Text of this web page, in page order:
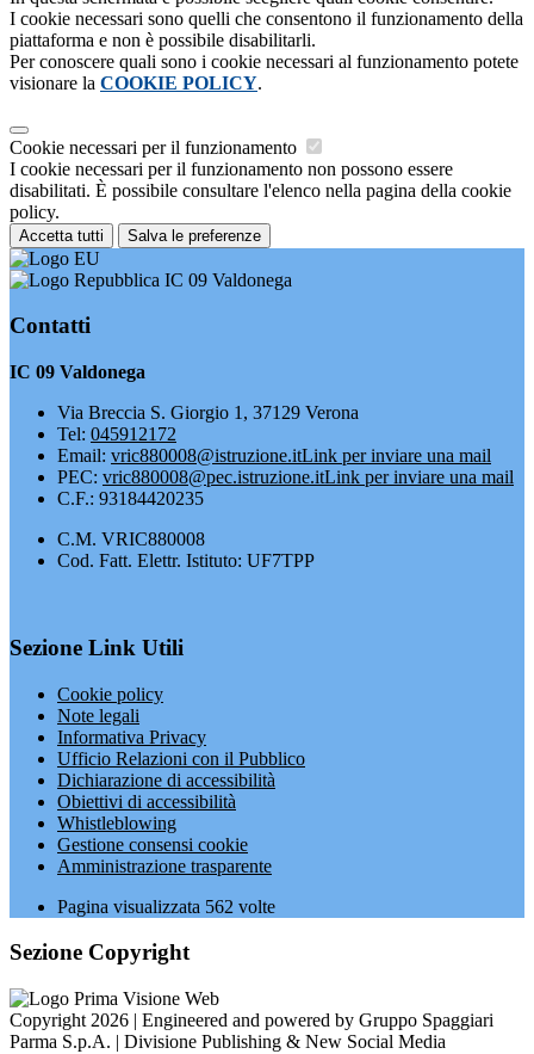
I cookie necessari sono quelli che consentono il funzionamento della
piattaforma e non è possibile disabilitarli.
Per conoscere quali sono i cookie necessari al funzionamento potete
visionare la COOKIE POLICY.
Cookie necessari per il funzionamento
I cookie necessari per il funzionamento non possono essere
disabilitati. È possibile consultare l'elenco nella pagina della cookie
policy.
Accetta tutti Salva le preferenze
IC 09 Valdonega
Contatti
IC 09 Valdonega
Via Breccia S. Giorgio 1, 37129 Verona
Tel: 045912172
Email: vric880008@istruzione.itLink per inviare una mail
PEC: vric880008@pec.istruzione.itLink per inviare una mail
C.F.: 93184420235
C.M. VRIC880008
Cod. Fatt. Elettr. Istituto: UF7TPP
Sezione Link Utili
Cookie policy
Note legali
Informativa Privacy
Ufficio Relazioni con il Pubblico
Dichiarazione di accessibilità
Obiettivi di accessibilità
Whistleblowing
Gestione consensi cookie
Amministrazione trasparente
Pagina visualizzata 562 volte
Sezione Copyright
Copyright 2026 | Engineered and powered by Gruppo Spaggiari
Parma S.p.A. | Divisione Publishing & New Social Media